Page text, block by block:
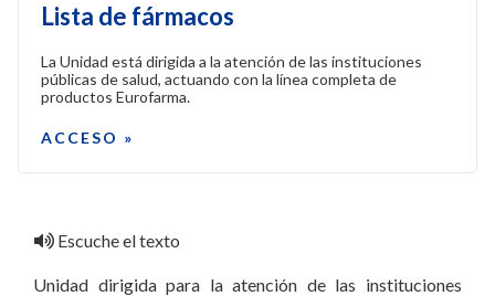
Lista de fármacos
La Unidad está dirigida a la atención de las instituciones
públicas de salud, actuando con la línea completa de
productos Eurofarma.
ACCESO »
Escuche el texto
Unidad dirigida para la atención de las instituciones